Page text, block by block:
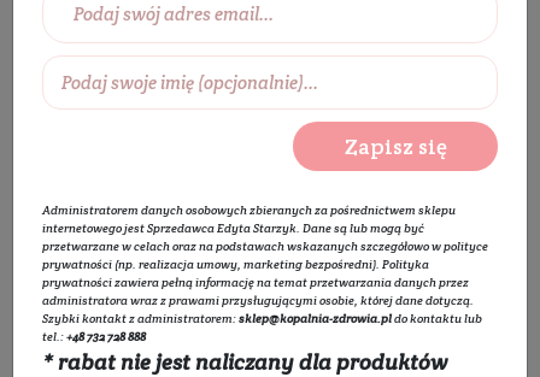
Zapisz się
Administratorem danych osobowych zbieranych za pośrednictwem sklepu
internetowego jest Sprzedawca Edyta Starzyk. Dane są lub mogą być
przetwarzane w celach oraz na podstawach wskazanych szczegółowo wpolityce
prywatności (np. realizacja umowy, marketing bezpośredni). Polityka
prywatnościzawiera pełną informację na temat przetwarzania danych przez
administratora wraz z prawami przysługującymi osobie, której dane dotyczą.
Szybki kontakt z administratorem:sklep@kopalnia-zdrowia.pldo kontaktu lub
tel.:+48 732 728 888
* rabat nie jest naliczany dla produktów